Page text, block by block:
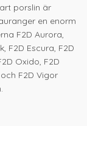
porslin är
en enorm
F2D Aurora,
F2D Escura, F2D
Oxido, F2D
F2D Vigor